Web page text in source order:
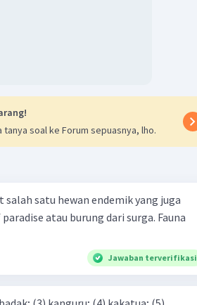
tanya soal ke Forum sepuasnya, lho.
satu hewan endemik yang juga
atau burung dari surga. Fauna
Jawaban terverifikasi